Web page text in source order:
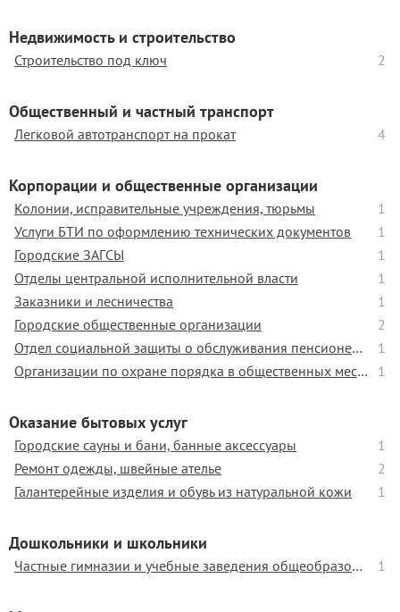
Недвижимость и строительство
2
Строительство под ключ
Общественный и частный транспорт
4
Легковой автотранспорт на прокат
Корпорации и общественные организации
1
Колонии, исправительные учреждения, тюрьмы
1
Услуги БТИ по оформлению технических документов
1
Городские ЗАГСЫ
1
Отделы центральной исполнительной власти
1
Заказники и лесничества
2
Городские общественные организации
1
Отдел социальной защиты о обслуживания пенсионеров и одиноких людей
1
Организации по охране порядка в общественных местах
Оказание бытовых услуг
1
Городские сауны и бани, банные аксессуары
2
Ремонт одежды, швейные ателье
1
Галантерейные изделия и обувь из натуральной кожи
Дошкольники и школьники
1
Частные гимназии и учебные заведения общеобразовательного профиля